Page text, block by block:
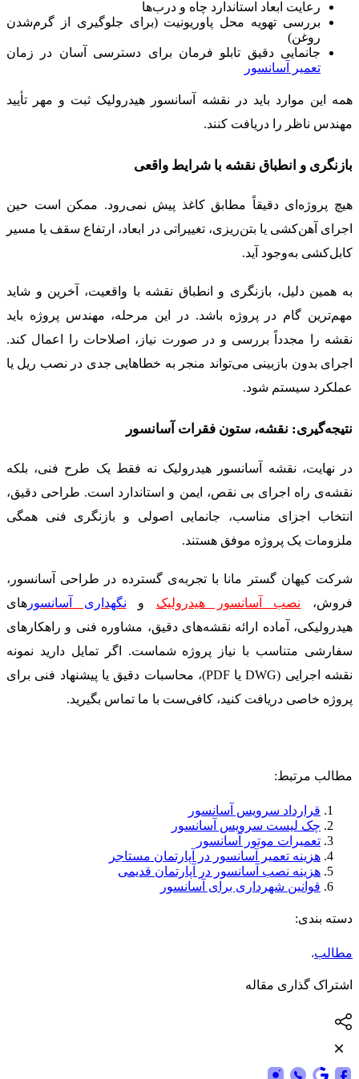
رعایت ابعاد استاندارد چاه و درب‌ها
بررسی تهویه محل پاوریونیت (برای جلوگیری از گرم‌شدن
روغن)
جانمایی دقیق تابلو فرمان برای دسترسی آسان در زمان
تعمیر آسانسور
همه این موارد باید در نقشه آسانسور هیدرولیک ثبت و مهر تأیید
مهندس ناظر را دریافت کنند.
بازنگری و انطباق نقشه با شرایط واقعی
هیچ پروژه‌ای دقیقاً مطابق کاغذ پیش نمی‌رود. ممکن است حین
اجرای آهن‌کشی یا بتن‌ریزی، تغییراتی در ابعاد، ارتفاع سقف یا مسیر
کابل‌کشی به‌وجود آید.
به همین دلیل، بازنگری و انطباق نقشه با واقعیت، آخرین و شاید
مهم‌ترین گام در پروژه باشد. در این مرحله، مهندس پروژه باید
نقشه را مجدداً بررسی و در صورت نیاز، اصلاحات را اعمال کند.
اجرای بدون بازبینی می‌تواند منجر به خطاهایی جدی در نصب ریل یا
عملکرد سیستم شود.
نتیجه‌گیری: نقشه، ستون فقرات آسانسور
در نهایت، نقشه آسانسور هیدرولیک نه فقط یک طرح فنی، بلکه
نقشه‌ی راه اجرای بی نقص، ایمن و استاندارد است. طراحی دقیق،
انتخاب اجزای مناسب، جانمایی اصولی و بازنگری فنی همگی
ملزومات یک پروژه موفق هستند.
شرکت کیهان گستر مانا با تجربه‌ی گسترده در طراحی آسانسور،
فروش، نصب آسانسور هیدرولیک و نگهداری آسانسور های
هیدرولیکی، آماده ارائه نقشه‌های دقیق، مشاوره فنی و راهکارهای
سفارشی متناسب با نیاز پروژه شماست. اگر تمایل دارید نمونه
نقشه اجرایی (DWG یا PDF)، محاسبات دقیق یا پیشنهاد فنی برای
پروژه خاصی دریافت کنید، کافی‌ست با ما تماس بگیرید.
مطالب مرتبط:
قرارداد سرویس آسانسور
چک لیست سرویس آسانسور
تعمیرات موتور آسانسور
هزینه تعمیر آسانسور در آپارتمان مستاجر
هزینه نصب آسانسور در آپارتمان قدیمی
قوانین شهرداری برای آسانسور
دسته بندی:
مطالب،
اشتراک گذاری مقاله